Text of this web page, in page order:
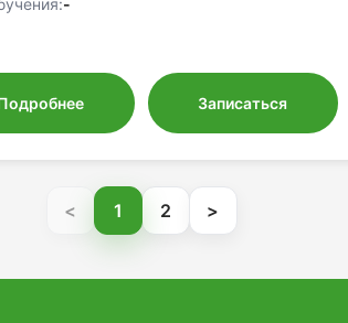
-
Записаться
< 1 2 >